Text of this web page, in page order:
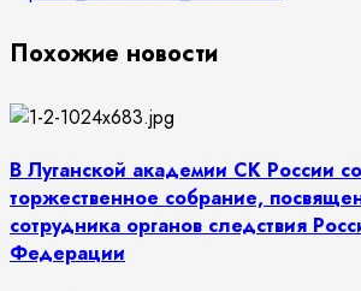
Похожие новости
В Луганской академии СК России
торжественное собрание,
сотрудника органов следствия
Федерации